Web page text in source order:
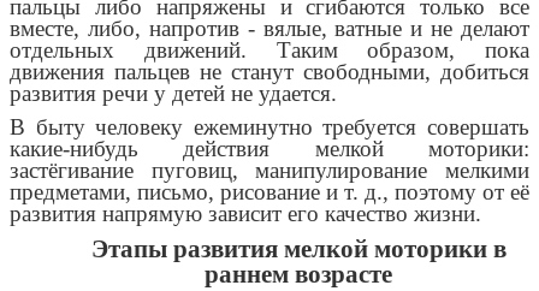
пальцы либо напряжены и сгибаются только все
вместе, либо, напротив - вялые, ватные и не делают
отдельных движений. Таким образом, пока
движения пальцев не станут свободными, добиться
развития речи у детей не удается.
В быту человеку ежеминутно требуется совершать
какие-нибудь действия мелкой моторики:
застёгивание пуговиц, манипулирование мелкими
предметами, письмо, рисование и т. д., поэтому от её
развития напрямую зависит его качество жизни.
Этапы развития мелкой моторики в
раннем возрасте